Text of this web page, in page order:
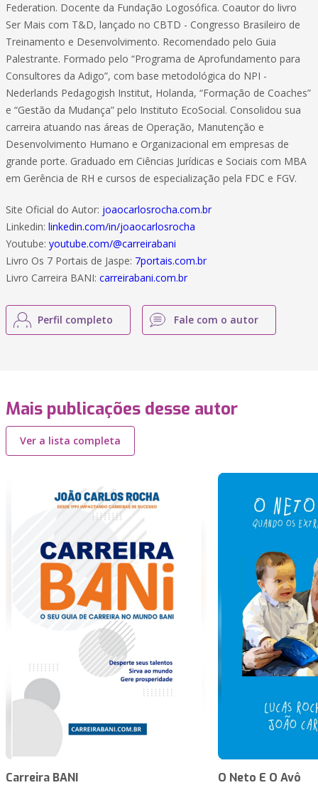
Federation. Docente da Fundação Logosófica. Coautor do livro
Ser Mais com T&D, lançado no CBTD - Congresso Brasileiro de
Treinamento e Desenvolvimento. Recomendado pelo Guia
Palestrante. Formado pelo “Programa de Aprofundamento para
Consultores da Adigo”, com base metodológica do NPI -
Nederlands Pedagogish Institut, Holanda, “Formação de Coaches”
e “Gestão da Mudança” pelo Instituto EcoSocial. Consolidou sua
carreira atuando nas áreas de Operação, Manutenção e
Desenvolvimento Humano e Organizacional em empresas de
grande porte. Graduado em Ciências Jurídicas e Sociais com MBA
em Gerência de RH e cursos de especialização pela FDC e FGV.
Site Oficial do Autor: joaocarlosrocha.com.br
Linkedin: linkedin.com/in/joaocarlosrocha
Youtube: youtube.com/@carreirabani
Livro Os 7 Portais de Jaspe: 7portais.com.br
Livro Carreira BANI: carreirabani.com.br
Perfil completo Fale com o autor
Mais publicações desse autor
Ver a lista completa
Carreira BANI O Neto E O Avô